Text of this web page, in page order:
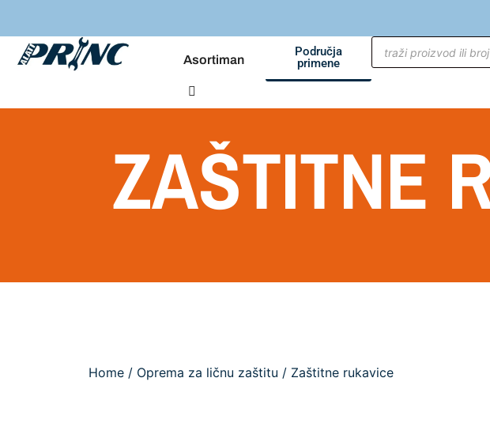
Asortiman
Područja
primene
ZAŠTITNE
Home / Oprema za ličnu zaštitu / Zaštitne rukavice